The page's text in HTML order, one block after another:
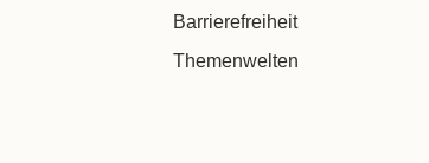
Barrierefreiheit
Themenwelten